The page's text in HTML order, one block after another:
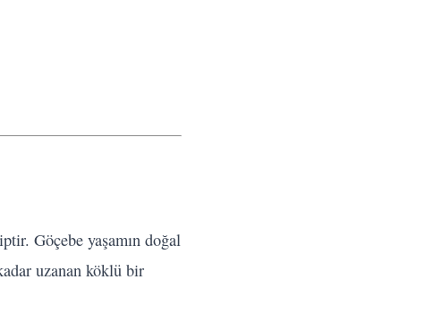
Göçebe yaşamın doğal
uzanan köklü bir